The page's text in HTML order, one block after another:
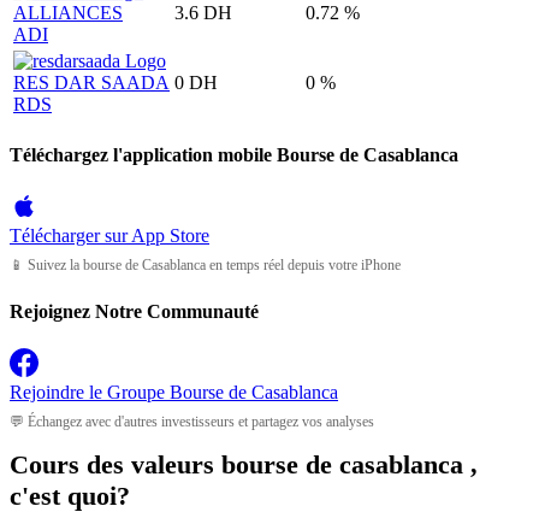
ALLIANCES
ADI
3.6 DH 0.72 %
RES DAR SAADA
RDS
0 DH 0 %
Téléchargez l'application mobile Bourse de Casablanca
Télécharger sur App Store
📱 Suivez la bourse de Casablanca en temps réel depuis votre iPhone
Rejoignez Notre Communauté
Rejoindre le Groupe Bourse de Casablanca
💬 Échangez avec d'autres investisseurs et partagez vos analyses
Cours des valeurs bourse de casablanca ,
c'est quoi?